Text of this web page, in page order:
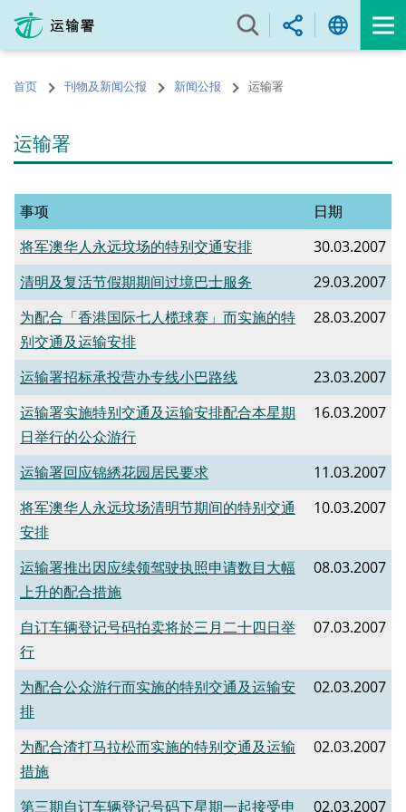
内
的首页 刊物及新闻公报 新闻公报 运输署
运输署
事项
日期
将军澳华人永远坟场的特别交通安排
30.03.2007
清明及复活节假期期间过境巴士服务
29.03.2007
为配合「香港国际七人榄球赛」而实施的特
别交通及运输安排
28.03.2007
运输署招标承投营办专线小巴路线
23.03.2007
运输署实施特别交通及运输安排配合本星期
日举行的公众游行
16.03.2007
运输署回应锦綉花园居民要求
11.03.2007
将军澳华人永远坟场清明节期间的特别交通
安排
10.03.2007
运输署推出因应续领驾驶执照申请数目大幅
上升的配合措施
08.03.2007
自订车辆登记号码拍卖将於三月二十四日举
行
07.03.2007
为配合公众游行而实施的特别交通及运输安
排
02.03.2007
为配合渣打马拉松而实施的特别交通及运输
措施
02.03.2007
第三期自订车辆登记号码下星期一起接受申 02.03.2007